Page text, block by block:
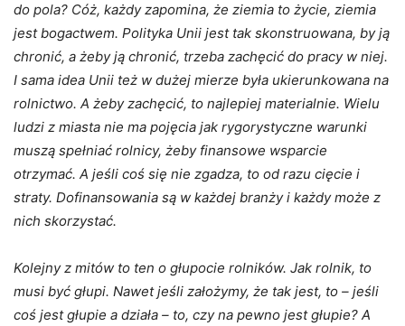
do pola? Cóż, każdy zapomina, że ziemia to życie, ziemia
jest bogactwem. Polityka Unii jest tak skonstruowana, by ją
chronić, a żeby ją chronić, trzeba zachęcić do pracy w niej.
I sama idea Unii też w dużej mierze była ukierunkowana na
rolnictwo. A żeby zachęcić, to najlepiej materialnie. Wielu
ludzi z miasta nie ma pojęcia jak rygorystyczne warunki
muszą spełniać rolnicy, żeby finansowe wsparcie
otrzymać. A jeśli coś się nie zgadza, to od razu cięcie i
straty. Dofinansowania są w każdej branży i każdy może z
nich skorzystać.
Kolejny z mitów to ten o głupocie rolników. Jak rolnik, to
musi być głupi. Nawet jeśli założymy, że tak jest, to – jeśli
coś jest głupie a działa – to, czy na pewno jest głupie? A